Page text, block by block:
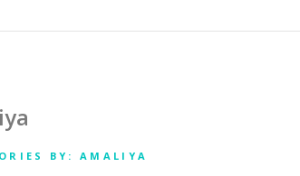
BY: AMALIYA